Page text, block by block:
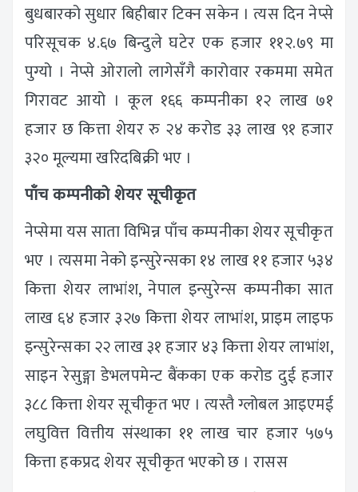
बुधबारको सुधार बिहीबार टिक्न सकेन । त्यस दिन नेप्से
परिसूचक ४.६७ बिन्दुले घटेर एक हजार ११२.७९ मा
पुग्यो । नेप्से ओरालो लागेसँगै कारोवार रकममा समेत
गिरावट आयो । कूल १६६ कम्पनीका १२ लाख ७१
हजार छ कित्ता शेयर रु २४ करोड ३३ लाख ९१ हजार
३२० मूल्यमा खरिदबिक्री भए ।
पाँच कम्पनीको शेयर सूचीकृत
नेप्सेमा यस साता विभिन्न पाँच कम्पनीका शेयर सूचीकृत
भए । त्यसमा नेको इन्सुरेन्सका १४ लाख ११ हजार ५३४
कित्ता शेयर लाभांश, नेपाल इन्सुरेन्स कम्पनीका सात
लाख ६४ हजार ३२७ कित्ता शेयर लाभांश, प्राइम लाइफ
इन्सुरेन्सका २२ लाख ३१ हजार ४३ कित्ता शेयर लाभांश,
साइन रेसुङ्गा डेभलपमेन्ट बैंकका एक करोड दुई हजार
३८८ कित्ता शेयर सूचीकृत भए । त्यस्तै ग्लोबल आइएमई
लघुवित्त वित्तीय संस्थाका ११ लाख चार हजार ५७५
कित्ता हकप्रद शेयर सूचीकृत भएको छ । रासस